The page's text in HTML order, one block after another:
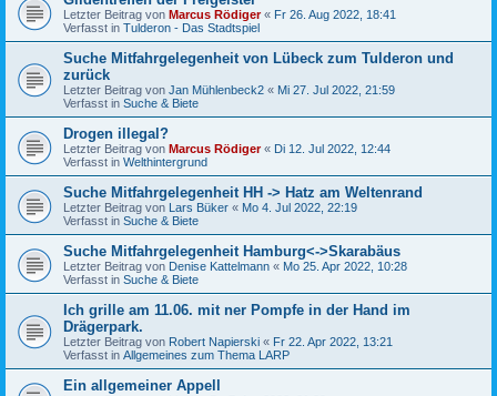
Letzter Beitrag von Marcus Rödiger« Fr 26. Aug 2022, 18:41
Verfasst in Tulderon - Das Stadtspiel
Suche Mitfahrgelegenheit von Lübeck zum Tulderon und
zurück
Letzter Beitrag von Jan Mühlenbeck2 « Mi 27. Jul 2022, 21:59
Verfasst in Suche & Biete
Drogen illegal?
Letzter Beitrag von Marcus Rödiger« Di 12. Jul 2022, 12:44
Verfasst in Welthintergrund
Suche Mitfahrgelegenheit HH -> Hatz am Weltenrand
Letzter Beitrag von Lars Büker « Mo 4. Jul 2022, 22:19
Verfasst in Suche & Biete
Suche Mitfahrgelegenheit Hamburg<->Skarabäus
Letzter Beitrag von Denise Kattelmann « Mo 25. Apr 2022, 10:28
Verfasst in Suche & Biete
Ich grille am 11.06. mit ner Pompfe in der Hand im
Drägerpark.
Letzter Beitrag von Robert Napierski « Fr 22. Apr 2022, 13:21
Verfasst in Allgemeines zum Thema LARP
Ein allgemeiner Appell